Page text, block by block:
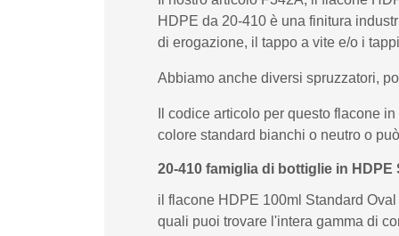
HDPE da 20-410 è una finitura
di erogazione, il tappo a vite e/o i
Abbiamo anche diversi spruzzatori,
Il codice articolo per questo flacone
colore standard bianchi o neutro o
20-410 famiglia di bottiglie in HDPE
il flacone HDPE 100ml Standard
quali puoi trovare l'intera gamma di